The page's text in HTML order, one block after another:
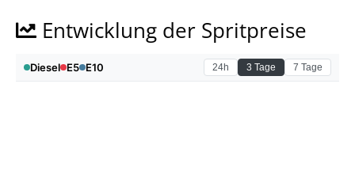
Entwicklung der Spritpreise